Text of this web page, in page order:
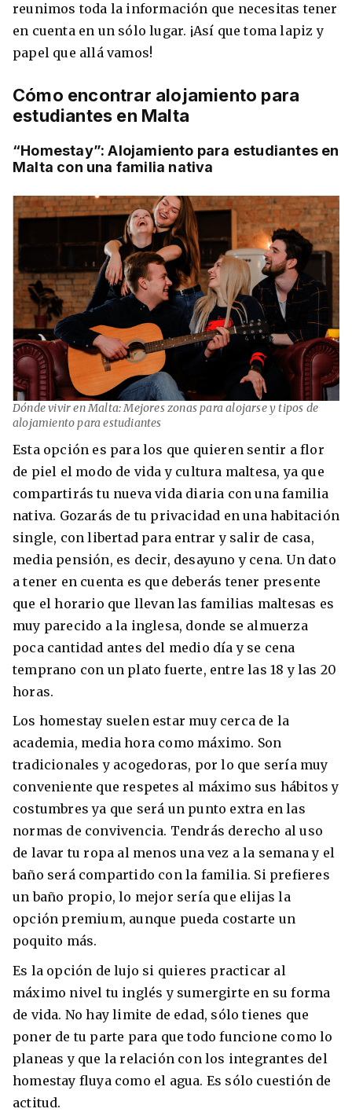
reunimos toda la información que necesitas tener
en cuenta en un sólo lugar. ¡Así que toma lapiz y
papel que allá vamos!
Cómo encontrar alojamiento para
estudiantes en Malta
“Homestay”: Alojamiento para estudiantes en
Malta con una familia nativa
Dónde vivir en Malta: Mejores zonas para alojarse y tipos de
alojamiento para estudiantes
Esta opción es para los que quieren sentir a flor
de piel el modo de vida y cultura maltesa, ya que
compartirás tu nueva vida diaria con una familia
nativa. Gozarás de tu privacidad en una habitación
single, con libertad para entrar y salir de casa,
media pensión, es decir, desayuno y cena. Un dato
a tener en cuenta es que deberás tener presente
que el horario que llevan las familias maltesas es
muy parecido a la inglesa, donde se almuerza
poca cantidad antes del medio día y se cena
temprano con un plato fuerte, entre las 18 y las 20
horas.
Los homestay suelen estar muy cerca de la
academia, media hora como máximo. Son
tradicionales y acogedoras, por lo que sería muy
conveniente que respetes al máximo sus hábitos y
costumbres ya que será un punto extra en las
normas de convivencia. Tendrás derecho al uso
de lavar tu ropa al menos una vez a la semana y el
baño será compartido con la familia. Si prefieres
un baño propio, lo mejor sería que elijas la
opción premium, aunque pueda costarte un
poquito más.
Es la opción de lujo si quieres practicar al
máximo nivel tu inglés y sumergirte en su forma
de vida. No hay limite de edad, sólo tienes que
poner de tu parte para que todo funcione como lo
planeas y que la relación con los integrantes del
homestay fluya como el agua. Es sólo cuestión de
actitud.